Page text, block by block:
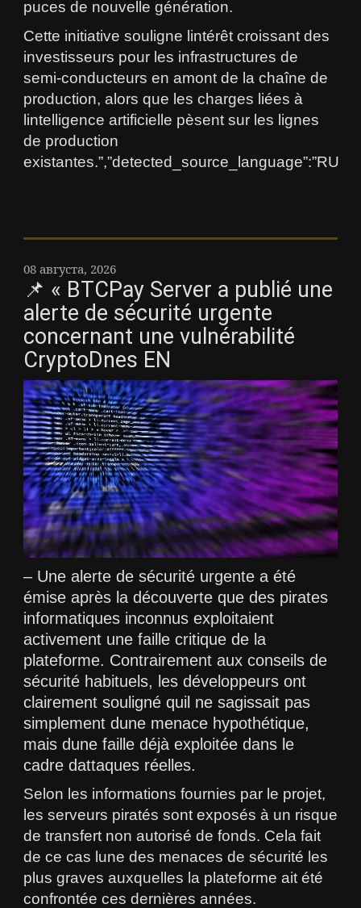
puces de nouvelle génération.
Cette initiative souligne lintérêt croissant des
investisseurs pour les infrastructures de
semi-conducteurs en amont de la chaîne de
production, alors que les charges liées à
lintelligence artificielle pèsent sur les lignes
de production
existantes.”,”detected_source_language”:”RU
08 августа, 2026
📌 « BTCPay Server a publié une
alerte de sécurité urgente
concernant une vulnérabilité
CryptoDnes EN
– Une alerte de sécurité urgente a été
émise après la découverte que des pirates
informatiques inconnus exploitaient
activement une faille critique de la
plateforme. Contrairement aux conseils de
sécurité habituels, les développeurs ont
clairement souligné quil ne sagissait pas
simplement dune menace hypothétique,
mais dune faille déjà exploitée dans le
cadre dattaques réelles.
Selon les informations fournies par le projet,
les serveurs piratés sont exposés à un risque
de transfert non autorisé de fonds. Cela fait
de ce cas lune des menaces de sécurité les
plus graves auxquelles la plateforme ait été
confrontée ces dernières années.